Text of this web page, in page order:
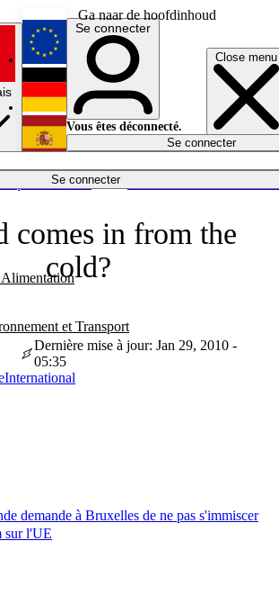
Ga naar de hoofdinhoud
Close menu
Se connecter
et Transport
Économie
English
Deutsch
Español
Se connecter
Vous êtes déconnecté.
Se connecter
comes in from the
cold?
Dernière mise à jour: Jan 29, 2010 -
05:35
International
demande à Bruxelles de ne pas s'immiscer
sur l'UE